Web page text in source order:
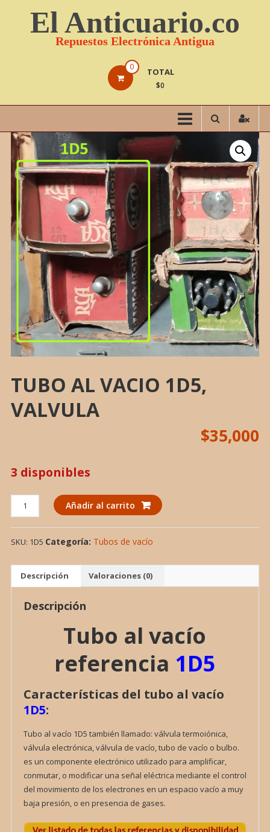
El Anticuario.co
Repuestos Electrónica Antigua
0 TOTAL
$0
TUBO AL VACIO 1D5,
VALVULA
$35,000
3 disponibles
TUBO
AL
VACIO
1D5,
Añadir al carrito
SKU: 1D5 Categoría: Tubos de vacío
Descripción Valoraciones (0)
Descripción
Tubo al vacío
referencia 1D5
Características del tubo al vacío
1D5:
Tubo al vacío 1D5 también llamado: válvula termoiónica,
válvula electrónica, válvula de vacío, tubo de vacío o bulbo.
es un componente electrónico utilizado para amplificar,
conmutar, o modificar una señal eléctrica mediante el control
del movimiento de los electrones en un espacio vacío a muy
baja presión, o en presencia de gases.